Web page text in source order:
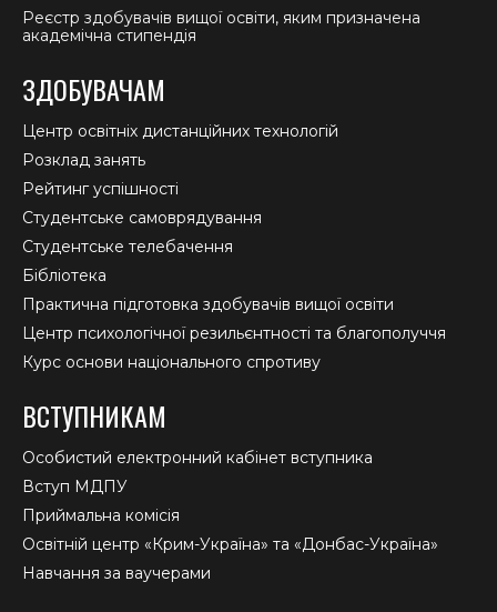
Реєстр здобувачів вищої освіти, яким призначена
академічна стипендія
ЗДОБУВАЧАМ
Центр освітніх дистанційних технологій
Розклад занять
Рейтинг успішності
Студентське самоврядування
Студентське телебачення
Бібліотека
Практична підготовка здобувачів вищої освіти
Центр психологічної резильєнтності та благополуччя
Курс основи національного спротиву
ВСТУПНИКАМ
Особистий електронний кабінет вступника
Вступ МДПУ
Приймальна комісія
Освітній центр «Крим-Україна» та «Донбас-Україна»
Навчання за ваучерами